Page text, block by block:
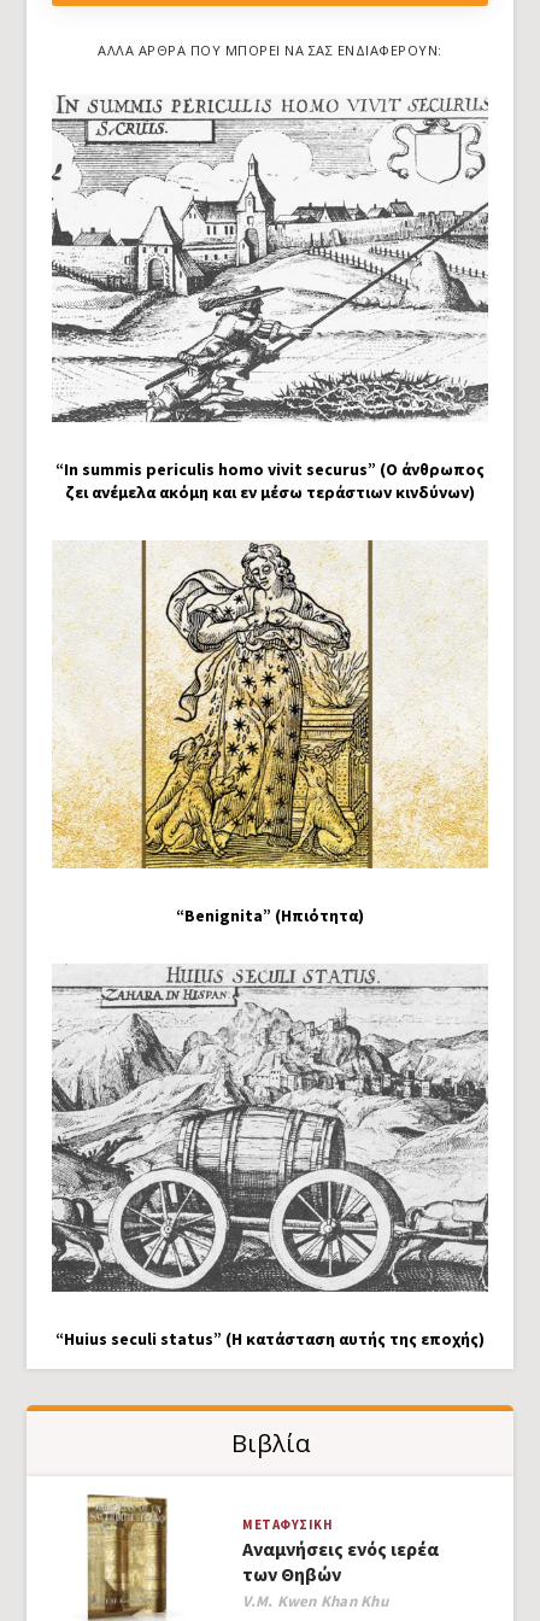
ΆΛΛΑ ΆΡΘΡΑ ΠΟΥ ΜΠΟΡΕΊ ΝΑ ΣΑΣ ΕΝΔΙΑΦΈΡΟΥΝ:
“In summis periculis homo vivit securus” (Ο άνθρωπος
ζει ανέμελα ακόμη και εν μέσω τεράστιων κινδύνων)
“Benignita” (Ηπιότητα)
“Huius seculi status” (Η κατάσταση αυτής της εποχής)
Βιβλία
ΜΕΤΑΦΥΣΙΚΉ
Αναμνήσεις ενός ιερέα
των Θηβών
Author
V.M. Kwen Khan Khu